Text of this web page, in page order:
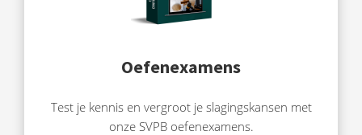
Oefenexamens
Test je kennis en vergroot je slagingskansen met
onze SVPB oefenexamens.